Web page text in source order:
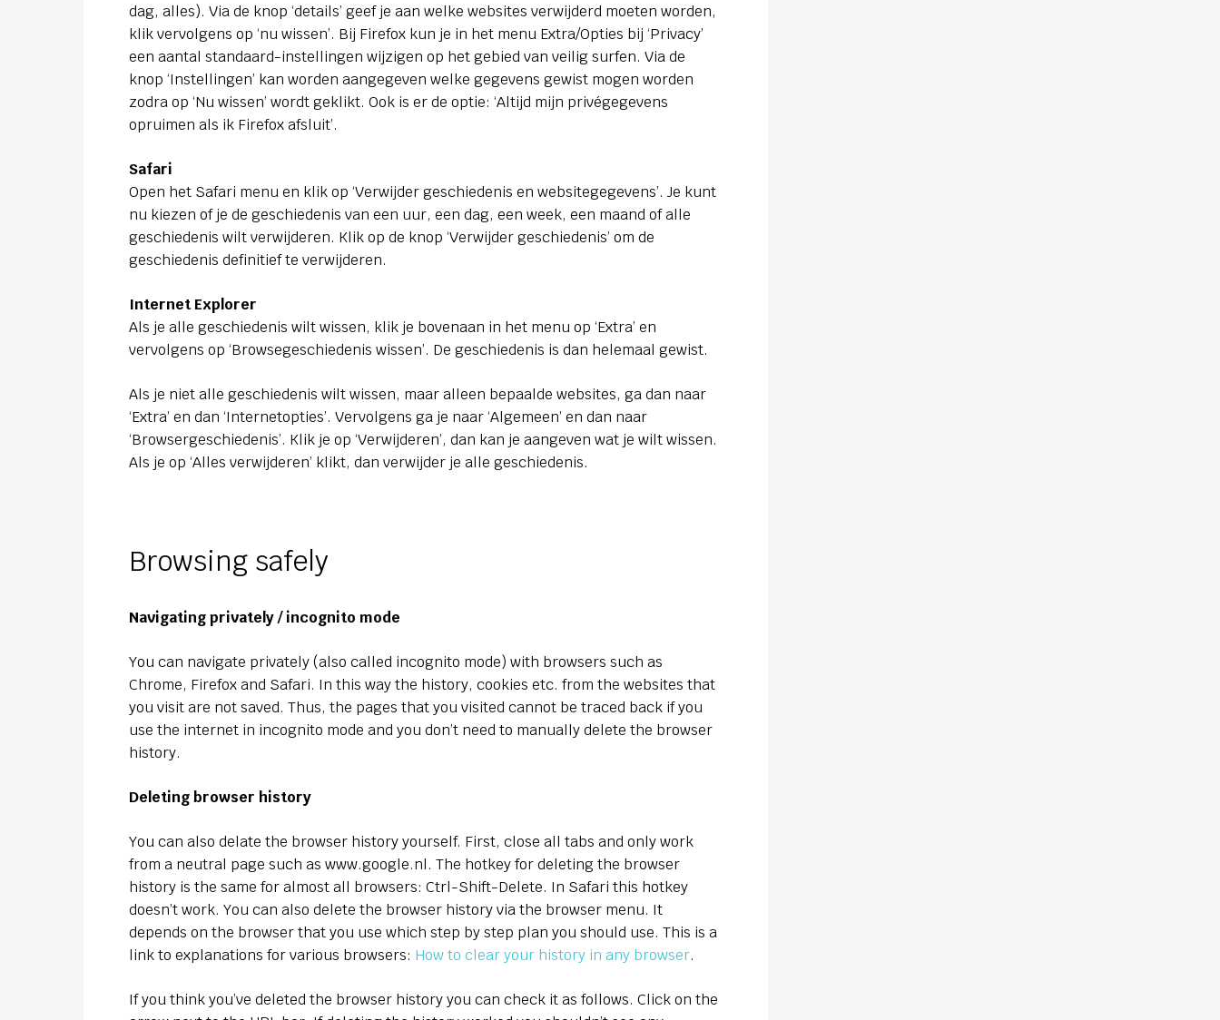
dag, alles). Via de knop ‘details’ geef je aan welke websites verwijderd moeten worden,
klik vervolgens op ‘nu wissen’. Bij Firefox kun je in het menu Extra/Opties bij ‘Privacy’
een aantal standaard-instellingen wijzigen op het gebied van veilig surfen. Via de
knop ‘Instellingen’ kan worden aangegeven welke gegevens gewist mogen worden
zodra op ‘Nu wissen’ wordt geklikt. Ook is er de optie: ‘Altijd mijn privégegevens
opruimen als ik Firefox afsluit’.
Safari
Open het Safari menu en klik op ‘Verwijder geschiedenis en websitegegevens’. Je kunt
nu kiezen of je de geschiedenis van een uur, een dag, een week, een maand of alle
geschiedenis wilt verwijderen. Klik op de knop ‘Verwijder geschiedenis’ om de
geschiedenis definitief te verwijderen.
Internet Explorer
Als je alle geschiedenis wilt wissen, klik je bovenaan in het menu op ‘Extra’ en
vervolgens op ‘Browsegeschiedenis wissen’. De geschiedenis is dan helemaal gewist.
Als je niet alle geschiedenis wilt wissen, maar alleen bepaalde websites, ga dan naar
‘Extra’ en dan ‘Internetopties’. Vervolgens ga je naar ‘Algemeen’ en dan naar
‘Browsergeschiedenis’. Klik je op ‘Verwijderen’, dan kan je aangeven wat je wilt wissen.
Als je op ‘Alles verwijderen’ klikt, dan verwijder je alle geschiedenis.
Browsing safely
Navigating privately / incognito mode
You can navigate privately (also called incognito mode) with browsers such as
Chrome, Firefox and Safari. In this way the history, cookies etc. from the websites that
you visit are not saved. Thus, the pages that you visited cannot be traced back if you
use the internet in incognito mode and you don’t need to manually delete the browser
history.
Deleting browser history
You can also delate the browser history yourself. First, close all tabs and only work
from a neutral page such as www.google.nl. The hotkey for deleting the browser
history is the same for almost all browsers: Ctrl-Shift-Delete. In Safari this hotkey
doesn’t work. You can also delete the browser history via the browser menu. It
depends on the browser that you use which step by step plan you should use. This is a
link to explanations for various browsers: How to clear your history in any browser.
If you think you’ve deleted the browser history you can check it as follows. Click on the